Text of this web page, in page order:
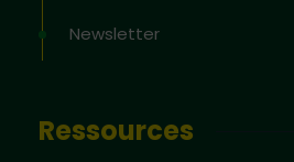
Newsletter
Ressources